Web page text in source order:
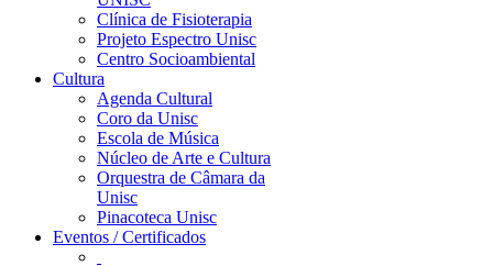
Clínica de Fisioterapia
Projeto Espectro Unisc
Centro Socioambiental
Cultura
Agenda Cultural
Coro da Unisc
Escola de Música
Núcleo de Arte e Cultura
Orquestra de Câmara da
Unisc
Pinacoteca Unisc
Eventos / Certificados